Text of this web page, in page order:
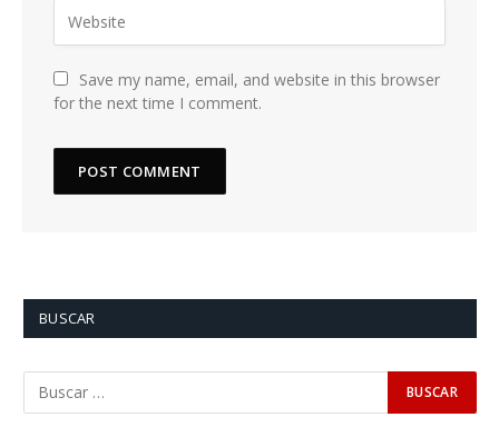
Save my name, email, and website in this browser
for the next time I comment.
BUSCAR